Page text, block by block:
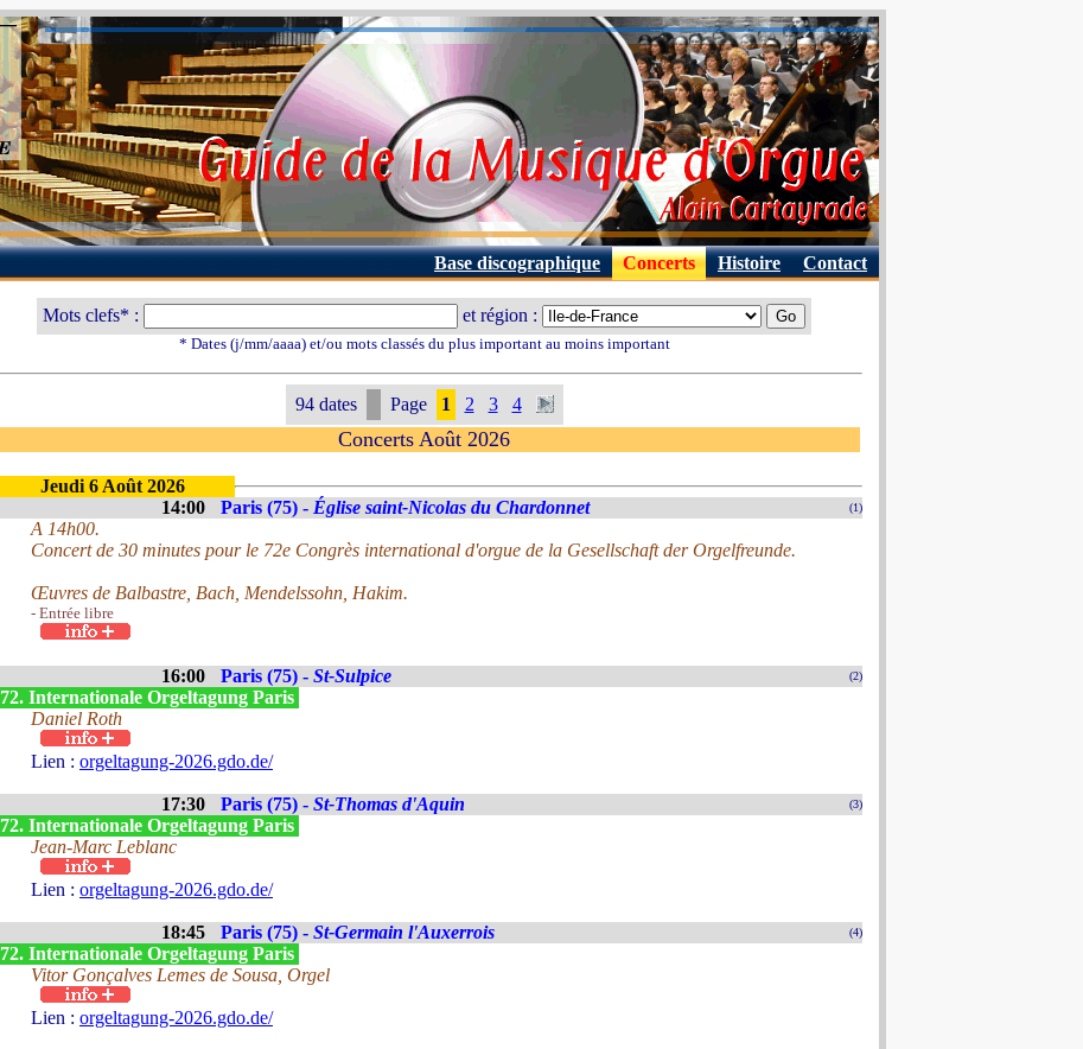
Base discographique Concerts Histoire Contact
Mots clefs* : et région :
* Dates (j/mm/aaaa) et/ou mots classés du plus important au moins important
94 dates Page 1 2 3 4
Concerts Août 2026
Jeudi 6 Août 2026
14:00
Paris (75) - Église saint-Nicolas du Chardonnet (1)
A 14h00.
Concert de 30 minutes pour le 72e Congrès international d'orgue de la Gesellschaft der Orgelfreunde.
Œuvres de Balbastre, Bach, Mendelssohn, Hakim.
- Entrée libre
16:00 Paris (75) - St-Sulpice (2)
72. Internationale Orgeltagung Paris
Daniel Roth
Lien : orgeltagung-2026.gdo.de/
17:30 Paris (75) - St-Thomas d'Aquin (3)
72. Internationale Orgeltagung Paris
Jean-Marc Leblanc
Lien : orgeltagung-2026.gdo.de/
18:45 Paris (75) - St-Germain l'Auxerrois (4)
72. Internationale Orgeltagung Paris
Vitor Gonçalves Lemes de Sousa, Orgel
Lien : orgeltagung-2026.gdo.de/